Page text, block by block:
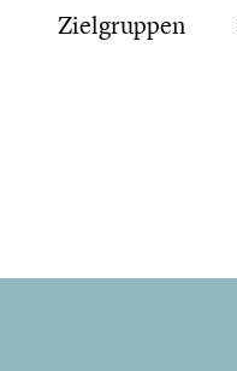
Zielgruppen